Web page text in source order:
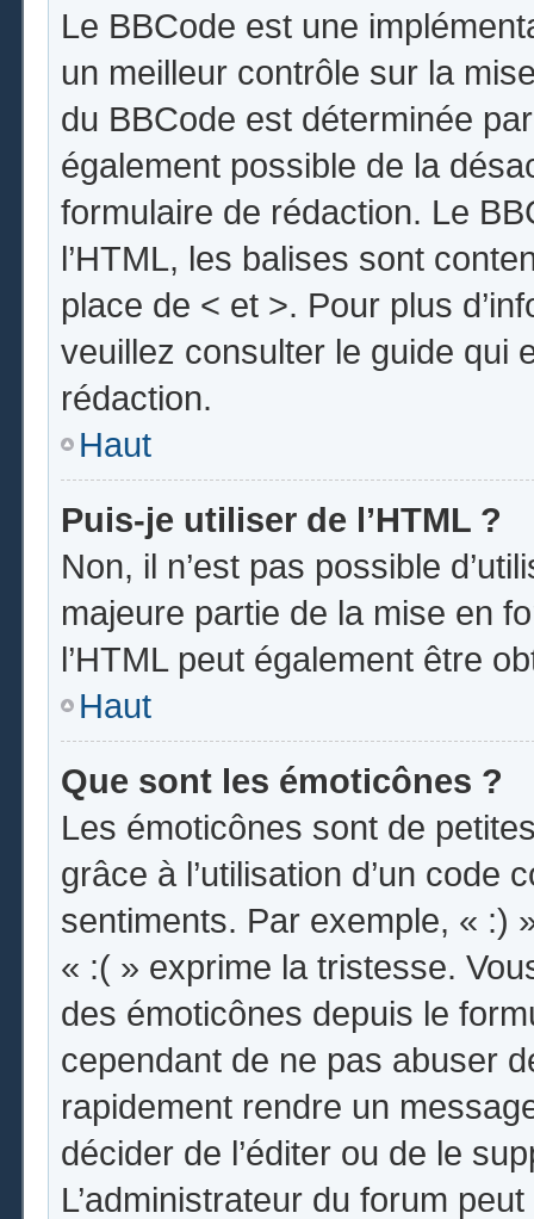
Le BBCode est une
un meilleur contrôle sur la
du BBCode est déterminée
également possible de la
formulaire de rédaction. Le
l’HTML, les balises sont
place de < et >. Pour plus
veuillez consulter le guide qui
rédaction.
Haut
Puis-je utiliser de l’HTML ?
Non, il n’est pas possible
majeure partie de la mise en
l’HTML peut également être
Haut
Que sont les émoticônes ?
Les émoticônes sont de
grâce à l’utilisation d’un code
sentiments. Par exemple, « :)
« :( » exprime la tristesse.
des émoticônes depuis le
cependant de ne pas abuser
rapidement rendre un
décider de l’éditer ou de le
L’administrateur du forum